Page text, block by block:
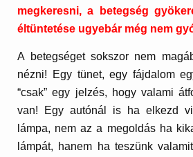
megkeresni, a betegség
éltüntetése ugyebár még nem
A betegséget sokszor nem
nézni! Egy tünet, egy fájdalom
“csak” egy jelzés, hogy valami
van! Egy autónál is ha elkezd
lámpa, nem az a megoldás ha
lámpát, hanem ha teszünk